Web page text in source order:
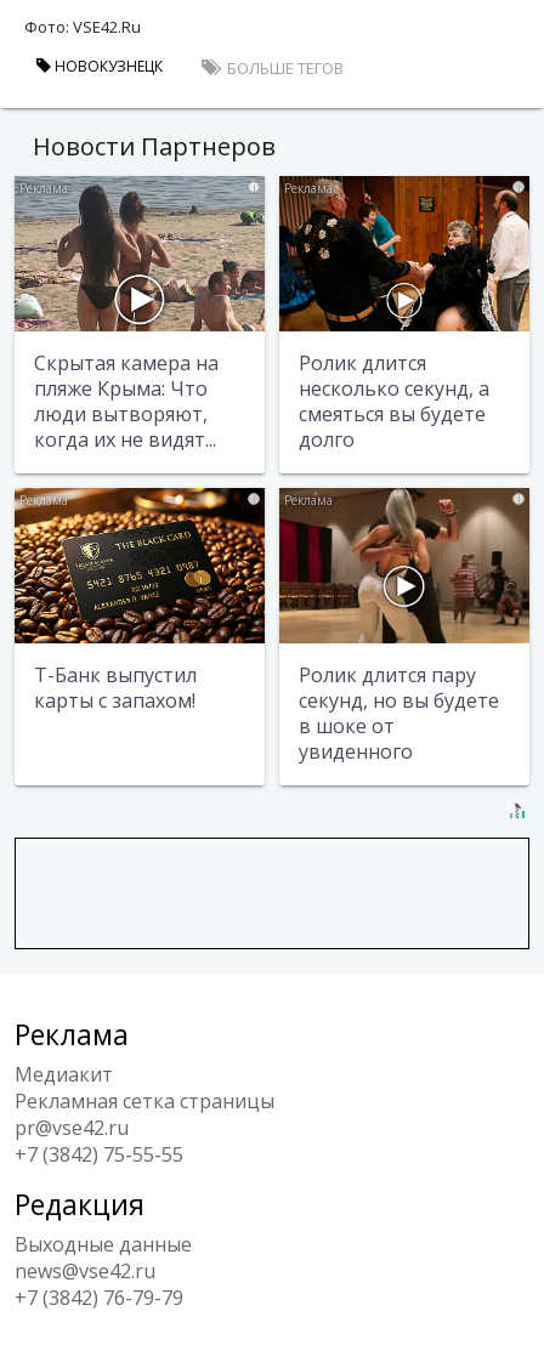
Фото: VSE42.Ru
НОВОКУЗНЕЦК БОЛЬШЕ ТЕГОВ
Новости Партнеров
i
Скрытая камера на
пляже Крыма: Что
люди вытворяют,
когда их не видят...
i
Ролик длится
несколько секунд, а
смеяться вы будете
долго
i
Т-Банк выпустил
карты с запахом!
i
Ролик длится пару
секунд, но вы будете
в шоке от
увиденного
Реклама
Медиакит
Рекламная сетка страницы
pr@vse42.ru
+7 (3842) 75-55-55
Редакция
Выходные данные
news@vse42.ru
+7 (3842) 76-79-79